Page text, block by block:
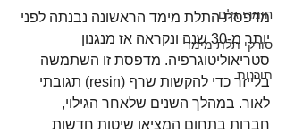
חומרי גלם
סורקי תלת מימד
תוכנות
מדפסת התלת מימד הראשונה נבנתה לפני
יותר מ-30 שנה ונקראה אז מנגנון
סטריאוליטוגרפיה. מדפסת זו השתמשה
בלייזר כדי להקשות שרף (resin) תגובתי
לאור. במהלך השנים שלאחר הגילוי,
חברות בתחום המציאו שיטות חדשות